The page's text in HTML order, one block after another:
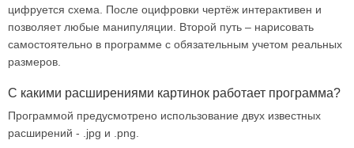
цифруется схема. После оцифровки чертёж интерактивен и
позволяет любые манипуляции. Второй путь – нарисовать
самостоятельно в программе с обязательным учетом реальных
размеров.
С какими расширениями картинок работает программа?
Программой предусмотрено использование двух известных
расширений - .jpg и .png.